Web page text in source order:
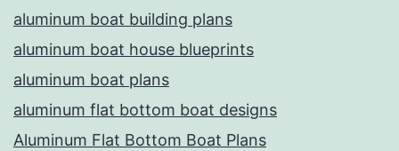
aluminum boat building plans
aluminum boat house blueprints
aluminum boat plans
aluminum flat bottom boat designs
Aluminum Flat Bottom Boat Plans